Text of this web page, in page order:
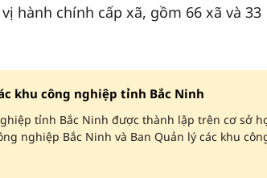
hành chính cấp xã, gồm 66 xã và 33
khu công nghiệp tỉnh Bắc Ninh
tỉnh Bắc Ninh được thành lập trên cơ sở
nghiệp Bắc Ninh và Ban Quản lý các khu